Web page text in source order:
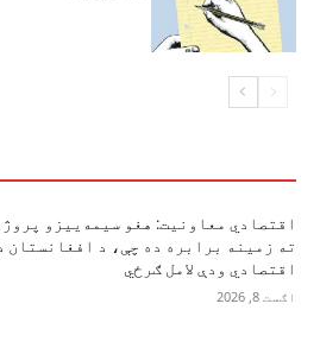
اقتصادي معاونیت: هغو سیمه‌ییزو
ته زمینه برابره ده چې، د افغانستان
اقتصادي ودې لامل ګرځي
اګست 8, 2026